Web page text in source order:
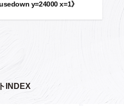
y=24000 x=1》
INDEX